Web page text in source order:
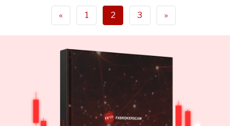
« 1 2 3 »